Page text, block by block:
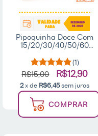
Pipoquinha Doce Com
15/20/30/40/50/60
Lembrancinha Festa -
Fala Comigo
(1)
R$15,00 R$12,90
2x de R$6,45sem juros
COMPRAR